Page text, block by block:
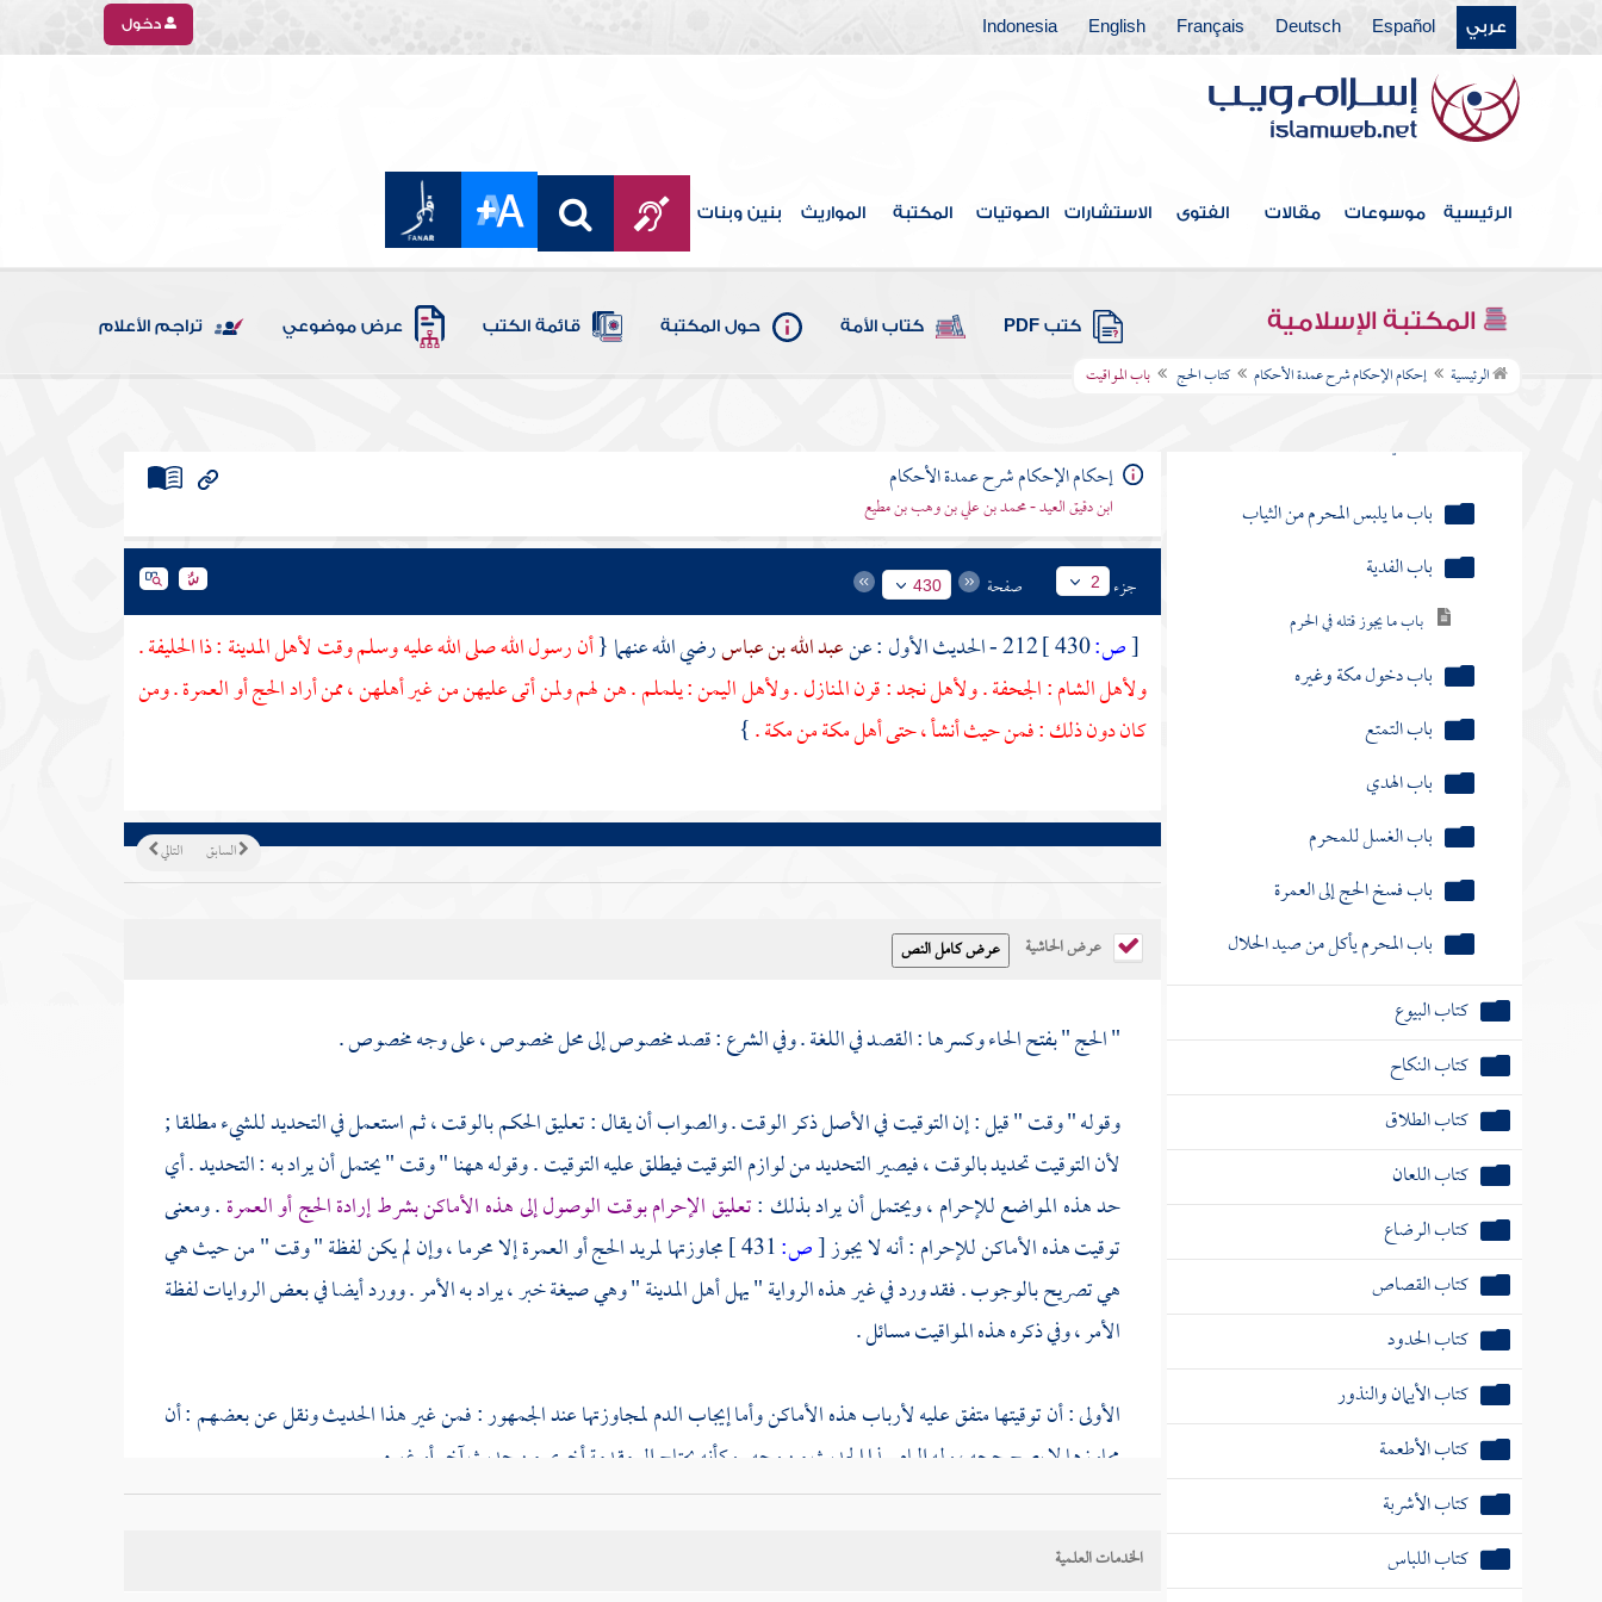
عربي Español
Deutsch
Français
English
Indonesia دخول
الرئيسية موسوعات مقالات الفتوى الاستشارات الصوتيات المكتبة المواريث بنين وبنات
المكتبة الإسلامية كتب PDF كتاب الأمة حول المكتبة قائمة الكتب عرض موضوعي تراجم الأعلام
الرئيسية إحكام الإحكام شرح عمدة الأحكام كتاب الحج باب المواقيت
كتاب الطهارة
كتاب الصلاة
كتاب الزكاة
كتاب الصيام
كتاب الحج
باب المواقيت
الحليفة
باب ما يلبس المحرم من الثياب
باب الفدية
باب ما يجوز قتله في الحرم
باب دخول مكة وغيره
باب التمتع
باب الهدي
باب الغسل للمحرم
باب فسخ الحج إلى العمرة
باب المحرم يأكل من صيد الحلال
كتاب البيوع
كتاب النكاح
كتاب الطلاق
كتاب اللعان
كتاب الرضاع
كتاب القصاص
كتاب الحدود
كتاب الأيمان والنذور
كتاب الأطعمة
كتاب الأشربة
كتاب اللباس
إحكام الإحكام شرح عمدة الأحكام
ابن دقيق العيد - محمد بن علي بن وهب بن مطيع
جزء 2 صفحة 430
[ص:430 ] 212 - الحديث الأول : عن عبد الله بن عباسرضي الله عنهما {أن رسول الله صلى الله عليه وسلم وقت لأهلالمدينة:ذا الحليفة.
ولأهلالشام:الجحفة. ولأهلنجد:قرن المنازل. ولأهلاليمن:يلملم. هن لهم ولمن أتى عليهن من غير أهلهن ، ممن أراد الحج أو العمرة . ومن
كان دون ذلك : فمن حيث أنشأ ، حتى أهلمكةمنمكة.
}
التالي السابق
عرض الحاشية
" الحج " بفتح الحاء وكسرها : القصد في اللغة . وفي الشرع : قصد مخصوص إلى محل مخصوص ، على وجه مخصوص .
وقوله " وقت " قيل : إن التوقيت في الأصل ذكر الوقت . والصواب أن يقال : تعليق الحكم بالوقت ، ثم استعمل في التحديد للشيء مطلقا ;
لأن التوقيت تحديد بالوقت ، فيصير التحديد من لوازم التوقيت فيطلق عليه التوقيت . وقوله ههنا " وقت " يحتمل أن يراد به : التحديد . أي
حد هذه المواضع للإحرام ، ويحتمل أن يراد بذلك :تعليق الإحرام بوقت الوصول إلى هذه الأماكن بشرط إرادة الحج أو العمرة. ومعنى
توقيت هذه الأماكن للإحرام : أنه لا يجوز[ص:
مجاوزتها لمريد الحج أو العمرة إلا محرما ، وإن لم يكن لفظة " وقت " من حيث هي
هي تصريح بالوجوب . فقد ورد في غير هذه الرواية " يهل أهلالمدينة" وهي صيغة خبر ، يراد به الأمر . وورد أيضا في بعض الروايات لفظة
الأمر ، وفي ذكره هذه المواقيت مسائل .
الأولى : أن توقيتها متفق عليه لأرباب هذه الأماكن وأما إيجاب الدم لمجاوزتها عند الجمهور : فمن غير هذا الحديث ونقل عن بعضهم : أن
مجاوزها لا يصح حجه ، وله إلمام بهذا الحديث من وجه . وكأنه يحتاج إلى مقدمة أخرى من حديث آخر أو غيره .
الثانية : "
الخدمات العلمية